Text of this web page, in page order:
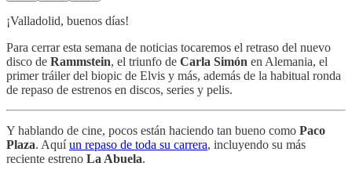
¡Valladolid, buenos días!
Para cerrar esta semana de noticias tocaremos el retraso del nuevo
disco de Rammstein, el triunfo de Carla Simón en Alemania, el
primer tráiler del biopic de Elvis y más, además de la habitual ronda
de repaso de estrenos en discos, series y pelis.
Y hablando de cine, pocos están haciendo tan bueno como Paco
Plaza. Aquíun repaso de toda su carrera, incluyendo su más
reciente estreno La Abuela.